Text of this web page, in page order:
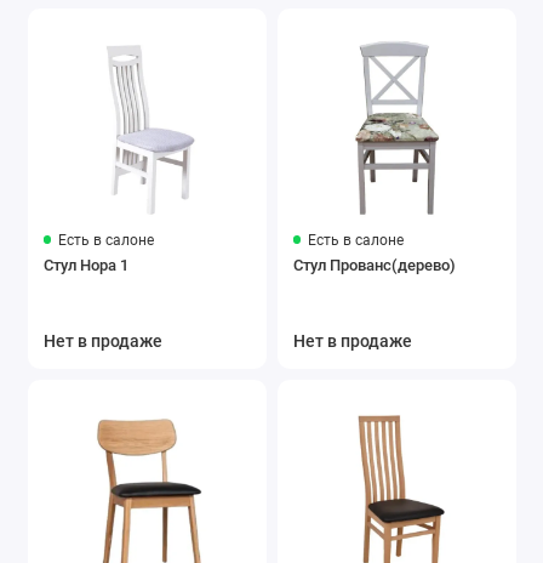
Есть в салоне
Стул Нора 1
Нет в продаже
Есть в салоне
Стул Прованс(дерево)
Нет в продаже